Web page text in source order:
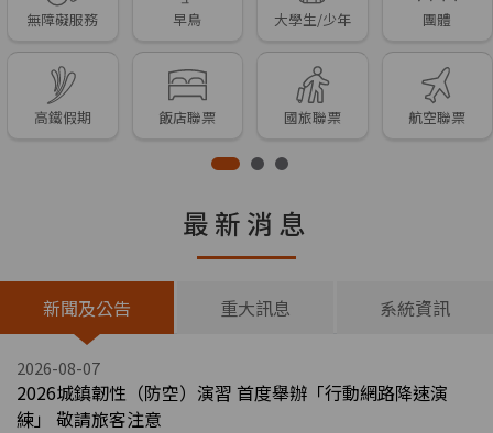
無障礙服務
高鐵假期
早鳥
飯店聯票
大學生/少年
國旅聯票
團體
航空聯票
最新消息
新聞及公告 重大訊息 系統資訊
2026-08-07
2026城鎮韌性（防空）演習 首度舉辦「行動網路降速演
練」 敬請旅客注意